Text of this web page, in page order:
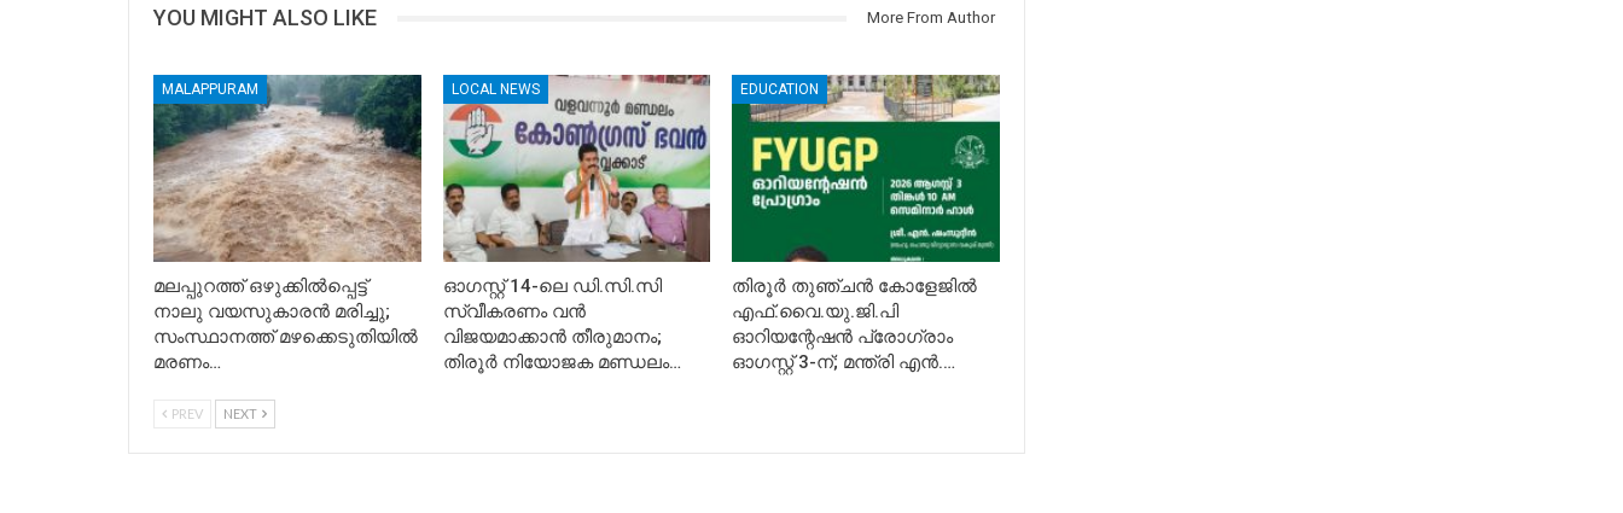
YOU MIGHT ALSO LIKE More From Author
MALAPPURAM
മലപ്പുറത്ത് ഒഴുക്കിൽപ്പെട്ട്
നാലു വയസുകാരൻ മരിച്ചു;
സംസ്ഥാനത്ത് മഴക്കെടുതിയിൽ
മരണം…
LOCAL NEWS
ഓഗസ്റ്റ് 14-ലെ ഡി.സി.സി
സ്വീകരണം വൻ
വിജയമാക്കാൻ തീരുമാനം;
തിരൂർ നിയോജക മണ്ഡലം…
EDUCATION
​തിരൂർ തുഞ്ചൻ കോളേജിൽ
എഫ്.വൈ.യു.ജി.പി
ഓറിയന്റേഷൻ പ്രോഗ്രാം
ഓഗസ്റ്റ് 3-ന്; മന്ത്രി എൻ.…
PREV NEXT